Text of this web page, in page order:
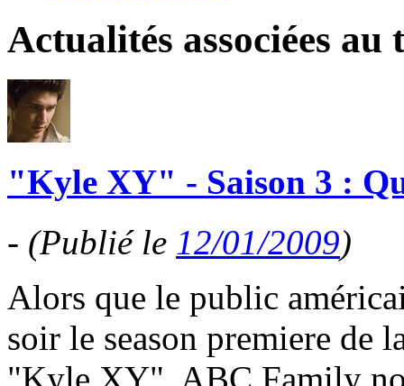
Actualités associées au
"Kyle XY" - Saison 3 :
- (Publié le 12/01/2009)
Alors que le public
soir le season premiere de
"Kyle XY", ABC Family